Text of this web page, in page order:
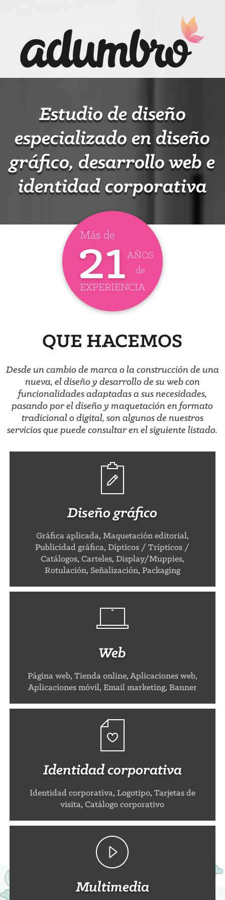
Estudio de diseño
especializado en diseño
gráfico, desarrollo web e
identidad corporativa
Más de
21 AÑOS
de
EXPERIENCIA
QUE HACEMOS
Desde un cambio de marca o la construcción de una
nueva, el diseño y desarrollo de su web con
funcionalidades adaptadas a sus necesidades,
pasando por el diseño y maquetación en formato
tradicional o digital, son algunos de nuestros
servicios que puede consultar en el siguiente listado.
Diseño gráfico
Gráfica aplicada, Maquetación editorial,
Publicidad gráfica,Dípticos / Trípticos /
Catálogos, Carteles, Display/Muppies,
Rotulación, Señalización, Packaging
Web
Página web, Tienda online, Aplicaciones web,
Aplicaciones móvil, Email marketing, Banner
Identidad corporativa
Identidad corporativa, Logotipo, Tarjetas de
visita,Catálogo corporativo
Multimedia